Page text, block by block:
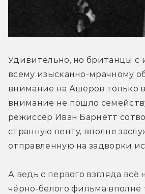
Удивительно, но британцы с
всему изысканно-мрачному
внимание на Ашеров только в
внимание не пошло
режиссёр Иван Барнетт
странную ленту, вполне
отправленную на задворки
А ведь с первого взгляда всё
чёрно-белого фильма вполне